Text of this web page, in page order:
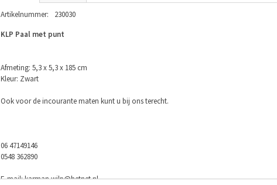
Artikelnummer:
230030
KLP Paal met punt
Afmeting: 5,3 x 5,3 x 185 cm
Kleur: Zwart
Ook voor de incourante maten kunt u bij ons terecht.
06 47149146
0548 362890
E-mail:karman.wilp@hetnet.nl